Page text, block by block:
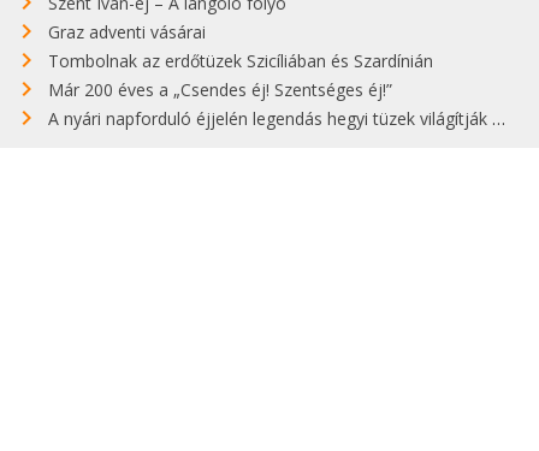
Graz adventi vásárai
Tombolnak az erdőtüzek Szicíliában és Szardínián
Már 200 éves a „Csendes éj! Szentséges éj!”
A nyári napforduló éjjelén legendás hegyi tüzek világítják meg Zugspitzét